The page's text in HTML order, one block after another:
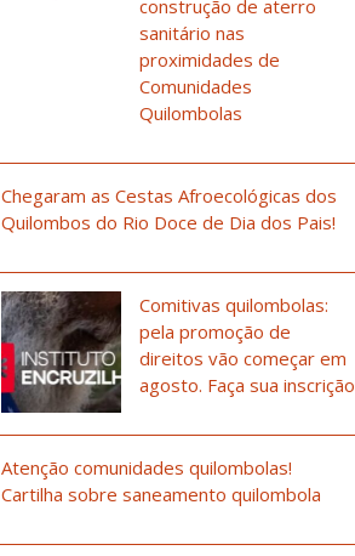
construção de aterro
sanitário nas
proximidades de
Comunidades
Quilombolas
Chegaram as Cestas Afroecológicas dos
Quilombos do Rio Doce de Dia dos Pais!
Comitivas quilombolas:
pela promoção de
direitos vão começar em
agosto. Faça sua inscrição
Atenção comunidades quilombolas!
Cartilha sobre saneamento quilombola